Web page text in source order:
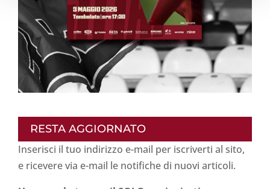
RESTA AGGIORNATO
Inserisci il tuo indirizzo e-mail per iscriverti al sito,
e ricevere via e-mail le notifiche di nuovi articoli.